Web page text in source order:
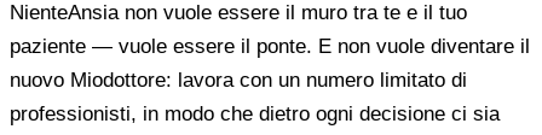
NienteAnsia non vuole essere il muro tra te e il tuo
paziente — vuole essere il ponte. E non vuole diventare il
nuovo Miodottore: lavora con un numero limitato di
professionisti, in modo che dietro ogni decisione ci sia